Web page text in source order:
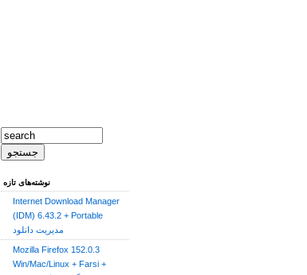
نوشته‌های تازه
Internet Download Manager
(IDM) 6.43.2 + Portable
مدیریت دانلود
Mozilla Firefox 152.0.3
Win/Mac/Linux + Farsi +